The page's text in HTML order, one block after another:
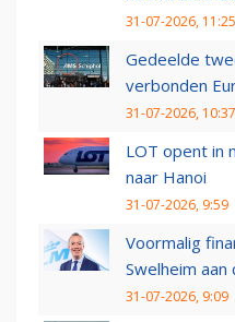
31-07-2026, 11:25
Gedeelde
verbonden
31-07-2026, 10:37
LOT opent in
naar Hanoi
31-07-2026, 9:59
Voormalig
Swelheim aan
31-07-2026, 9:09